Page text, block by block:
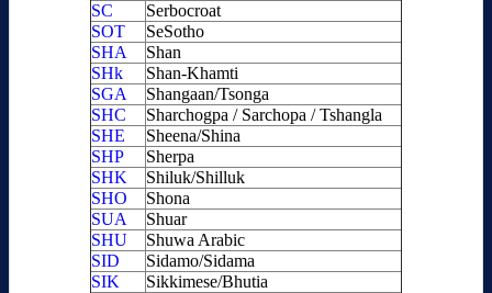
SC
Serbocroat
SOT
SeSotho
SHA
Shan
SHk
Shan-Khamti
SGA
Shangaan/Tsonga
SHC
Sharchogpa / Sarchopa / Tshangla
SHE
Sheena/Shina
SHP
Sherpa
SHK
Shiluk/Shilluk
SHO
Shona
SUA
Shuar
SHU
Shuwa Arabic
SID
Sidamo/Sidama
SIK
Sikkimese/Bhutia